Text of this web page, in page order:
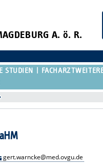
A. ö. R.
STUDIEN
gert.warncke@med.ovgu.de